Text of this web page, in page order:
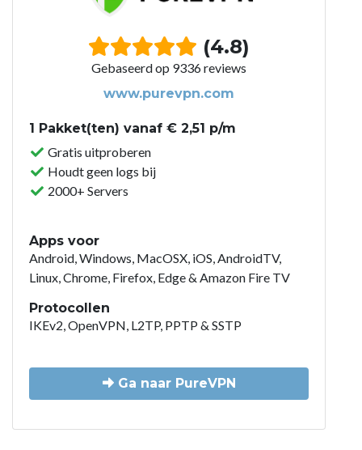
(4.8)
Gebaseerd op 9336 reviews
www.purevpn.com
1 Pakket(ten) vanaf € 2,51 p/m
Gratis uitproberen
Houdt geen logs bij
2000+ Servers
Apps voor
Android, Windows, MacOSX, iOS, AndroidTV,
Linux, Chrome, Firefox, Edge & Amazon Fire TV
Protocollen
IKEv2, OpenVPN, L2TP, PPTP & SSTP
Ga naar PureVPN